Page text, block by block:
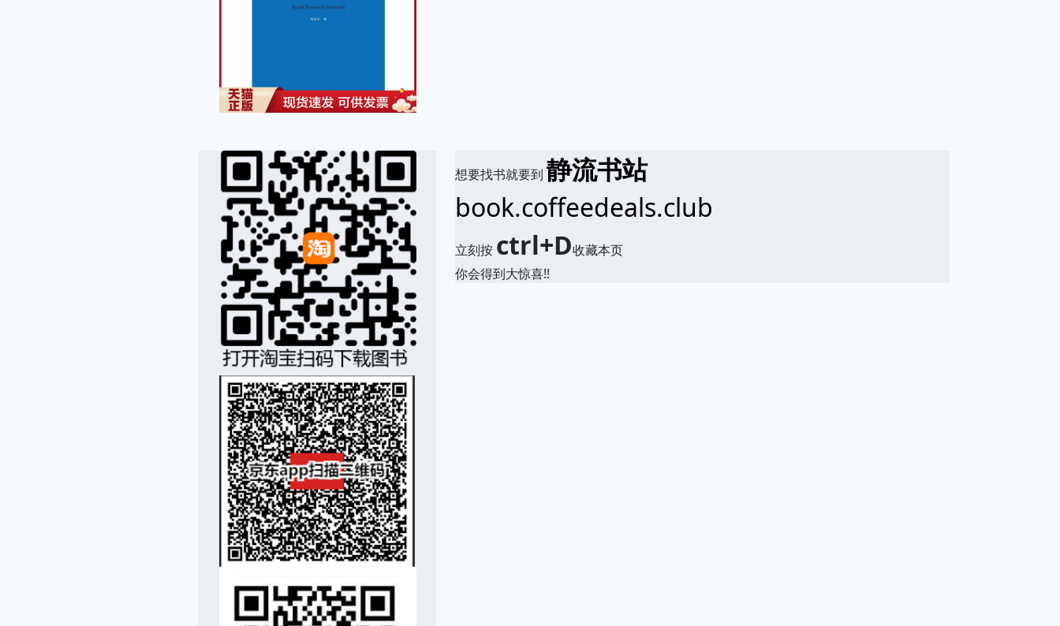
想要找书就要到静流书站
book.coffeedeals.club
立刻按 ctrl+D收藏本页
你会得到大惊喜!!